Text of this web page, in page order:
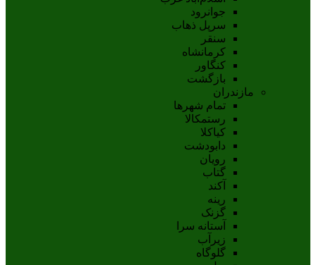
جوانرود
سرپل ذهاب
سنقر
کرمانشاه
کنگاور
بازگشت
مازندران
تمام شهر‌ها
رستمکالا
کیاکلا
دابودشت
رویان
گتاب
آکند
رینه
گزنک
آستانه سرا
زیرآب
گلوگاه